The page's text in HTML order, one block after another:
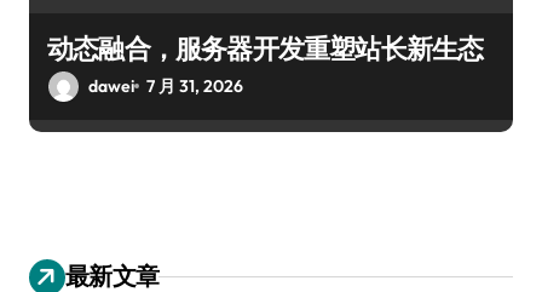
动态融合，服务器开发重塑站长新生态
dawei 7 月 31, 2026
最新文章